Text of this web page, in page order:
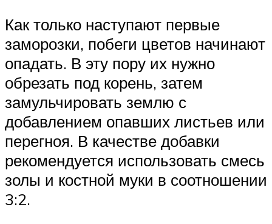
Как только наступают первые
заморозки, побеги цветов начинают
опадать. В эту пору их нужно
обрезать под корень, затем
замульчировать землю с
добавлением опавших листьев или
перегноя. В качестве добавки
рекомендуется использовать смесь
золы и костной муки в соотношении
3:2.